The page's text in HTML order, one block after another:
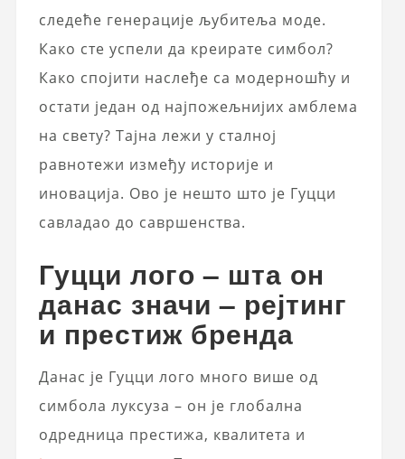
следеће генерације љубитеља моде.
Како сте успели да креирате симбол?
Како спојити наслеђе са модерношћу и
остати један од најпожељнијих амблема
на свету? Тајна лежи у сталној
равнотежи између историје и
иновација. Ово је нешто што је Гуцци
савладао до савршенства.
Гуцци лого – шта он
данас значи – рејтинг
и престиж бренда
Данас је Гуцци лого много више од
симбола луксуза – он је глобална
одредница престижа, квалитета и